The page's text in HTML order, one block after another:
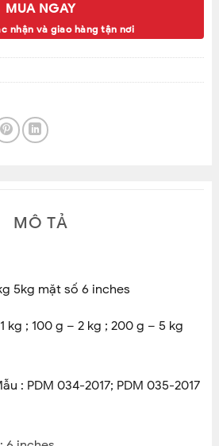
MUA NGAY
nhận và giao hàng tận nơi
MÔ TẢ
5kg mặt số 6 inches
kg ; 100 g – 2 kg ; 200 g – 5 kg
: PDM 034-2017; PDM 035-2017